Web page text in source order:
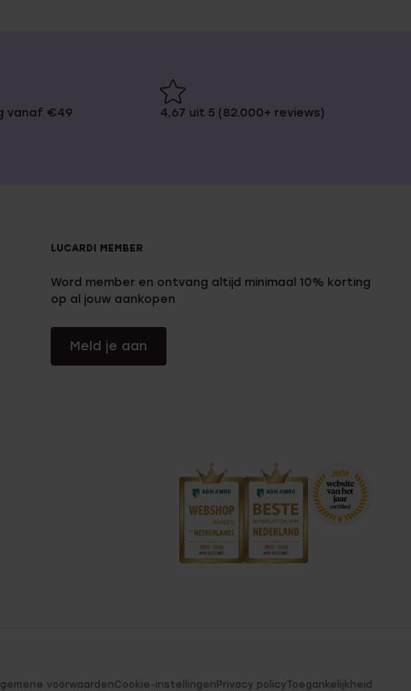
vanaf €49 4,67 uit 5 (82.000+ reviews)
LUCARDI MEMBER
Word member en ontvang altijd minimaal 10% korting
op al jouw aankopen
Meld je aan
voorwaardenCookie-instellingenPrivacy policyToegankelijkheid